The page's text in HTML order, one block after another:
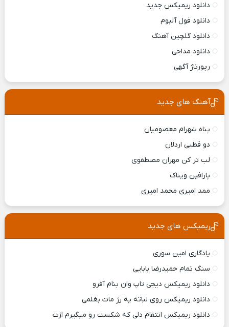
دانلود ریمیکس جدید
دانلود فول آلبوم
دانلود گلچین آهنگ
دانلود مداحی
رپورتاژ آگهی
آهنگ های جدید
پناه شهرام معصومیان
دو قطبی اردلان
لب تر کن مهران مصطفوی
پارافین ویناک
ممد امیری محمد امیری
ریمیکس های جدید
یادگاری امین سوری
سنگ تمام حمیدرضا بابایی
دانلود ریمیکس ديجی تاپ وان بنام آفرو
دانلود ریمیکس روی لباته یه رژ مات بغلمی
دانلود ریمیکس انتقام دلی که شکست رو میگیرم ازت